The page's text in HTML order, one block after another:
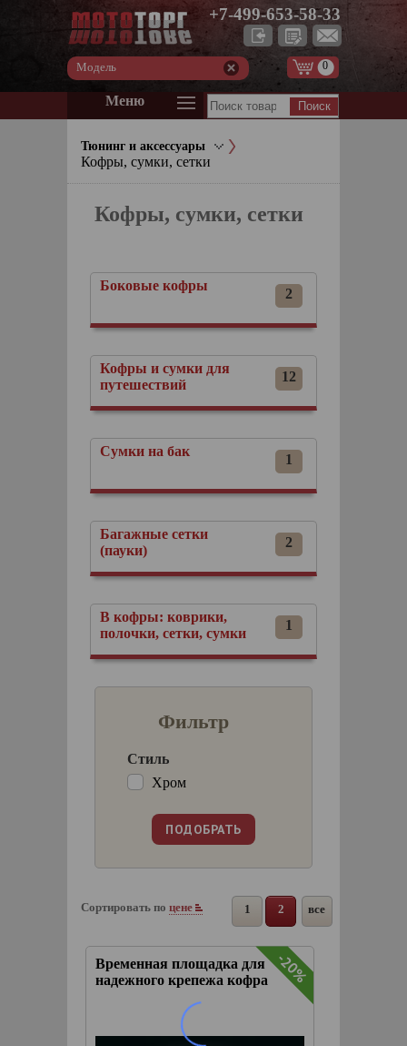
+7-499-653-58-33
Модель 0
Меню
Тюнинг и аксессуары
Кофры, сумки, сетки
Кофры, сумки, сетки
Боковые кофры
2
Кофры и сумки для
путешествий
12
Сумки на бак
1
Багажные сетки
(пауки)
2
В кофры: коврики,
полочки, сетки, сумки
1
Фильтр
Стиль
Хром
1 2 все
Сортировать по цене
Временная площадка для
надежного крепежа кофра -20%